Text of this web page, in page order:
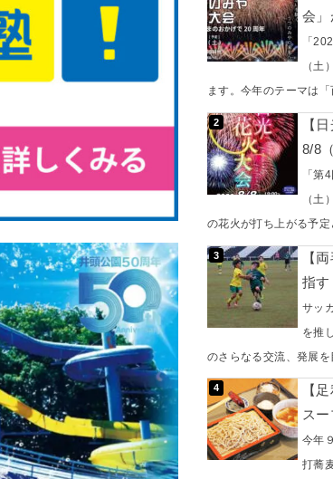
会」
「
（土
ます。今年のテーマは「
【
8/8
「第
（土
の花火が打ち上がる予定
【
指す
サッ
を推
のさらなる交流、発展を
【
ス
今年
打蕎